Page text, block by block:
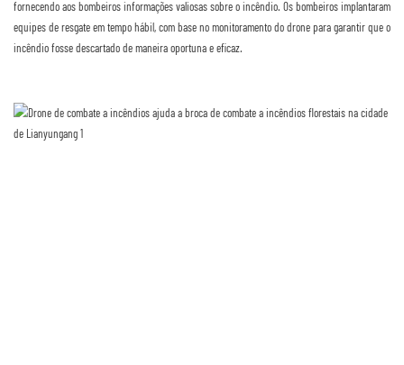
fornecendo aos bombeiros informações valiosas sobre o incêndio. Os bombeiros implantaram
equipes de resgate em tempo hábil, com base no monitoramento do drone para garantir que o
incêndio fosse descartado de maneira oportuna e eficaz.